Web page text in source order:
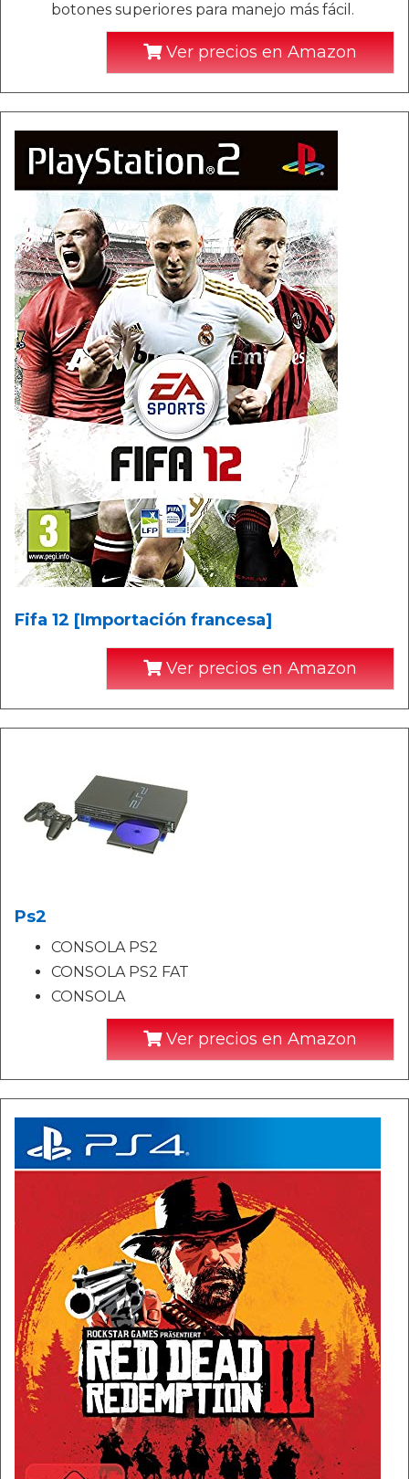
botones superiores para manejo más fácil.
Ver precios en Amazon
Fifa 12 [Importación francesa]
Ver precios en Amazon
Ps2
CONSOLA PS2
CONSOLA PS2 FAT
CONSOLA
Ver precios en Amazon